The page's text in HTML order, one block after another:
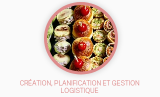
CRÉATION, PLANIFICATION ET GESTION
LOGISTIQUE